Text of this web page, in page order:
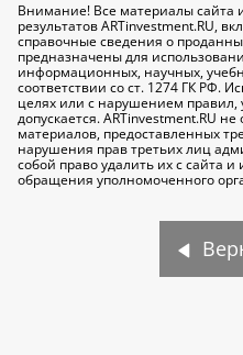
Внимание! Все материалы сайта
результатов ARTinvestment.RU,
справочные сведения о
предназначены для
информационных, научных,
соответствии со ст. 1274 ГК РФ.
целях или с нарушением правил,
допускается. ARTinvestment.RU
материалов, предоставленных
нарушения прав третьих лиц
собой право удалить их с сайта
обращения уполномоченного